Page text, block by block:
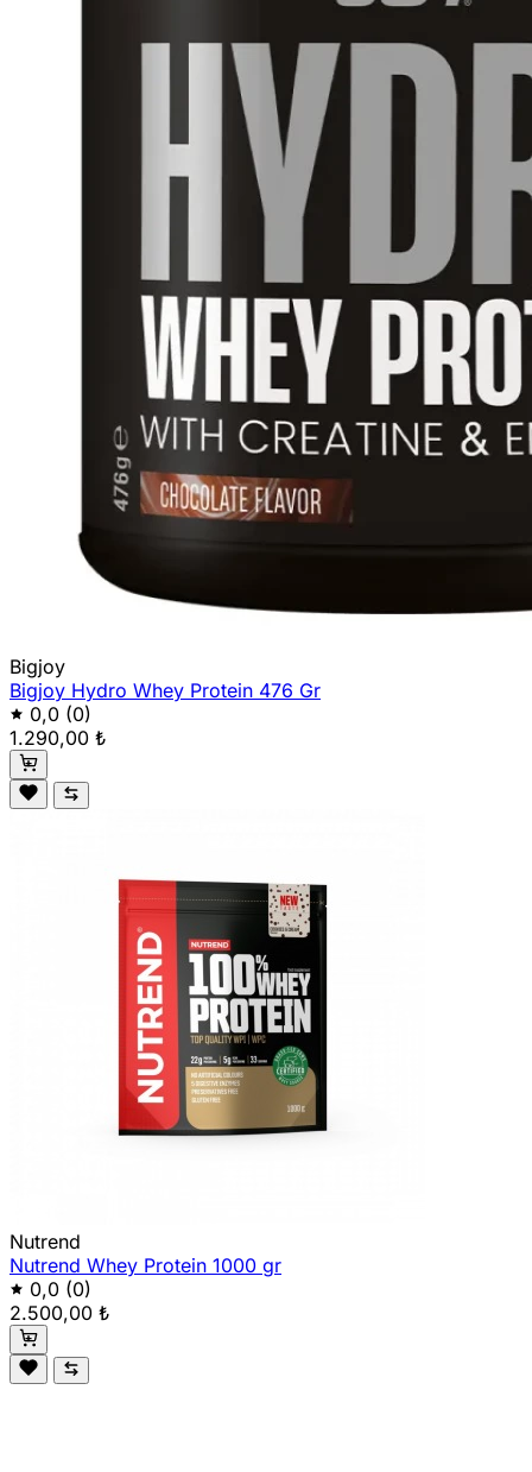
Bigjoy
Bigjoy Hydro Whey Protein 476 Gr
0,0 (0)
1.290,00 ₺
Nutrend
Nutrend Whey Protein 1000 gr
0,0 (0)
2.500,00 ₺